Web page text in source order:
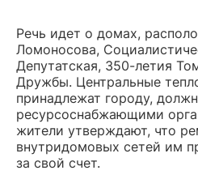
Речь идет о домах,
Ломоносова,
Депутатская, 350-летия
Дружбы. Центральные
принадлежат городу,
ресурсоснабжающими
жители утверждают, что
внутридомовых сетей им
за свой счет.